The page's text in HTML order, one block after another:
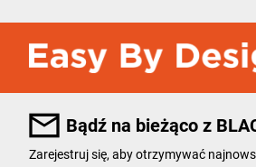
Bądź na bieżąco z
Zarejestruj się, aby otrzymywać